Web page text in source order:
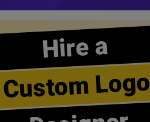
Hire a
Custom Logo